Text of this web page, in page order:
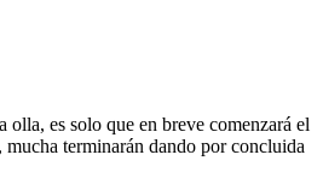
olla, es solo que en breve comenzará el
terminarán dando por concluida